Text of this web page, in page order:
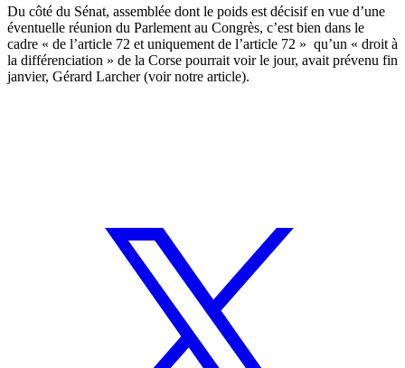
Du côté du Sénat, assemblée dont le poids est décisif en vue d’une
éventuelle réunion du Parlement au Congrès, c’est bien dans le
cadre « de l’article 72 et uniquement de l’article 72 » qu’un « droit à
la différenciation » de la Corse pourrait voir le jour, avait prévenu fin
janvier, Gérard Larcher (voir notre article).